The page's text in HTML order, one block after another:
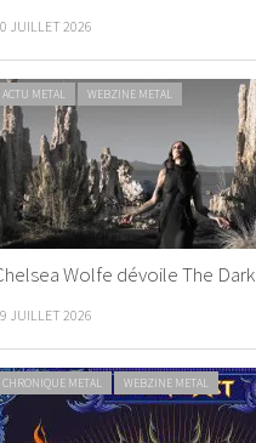
JUILLET 2026
ACTU METAL WEBZINE METAL
Wolfe dévoile The Dark
JUILLET 2026
CHRONIQUE METAL WEBZINE METAL